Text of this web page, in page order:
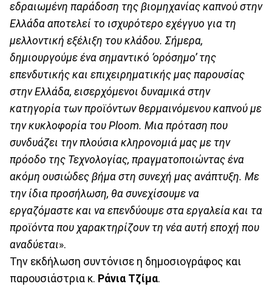
εδραιωμένη παράδοση της βιομηχανίας καπνού στην
Ελλάδα αποτελεί το ισχυρότερο εχέγγυο για τη
μελλοντική εξέλιξη του κλάδου. Σήμερα,
δημιουργούμε ένα σημαντικό ‘ορόσημο’ της
επενδυτικής και επιχειρηματικής μας παρουσίας
στην Ελλάδα, εισερχόμενοι δυναμικά στην
κατηγορία των προϊόντων θερμαινόμενου καπνού με
την κυκλοφορία του Ploom. Μια πρόταση που
συνδυάζει την πλούσια κληρονομιά μας με την
πρόοδο της Τεχνολογίας, πραγματοποιώντας ένα
ακόμη ουσιώδες βήμα στη συνεχή μας ανάπτυξη. Με
την ίδια προσήλωση, θα συνεχίσουμε να
εργαζόμαστε και να επενδύουμε στα εργαλεία και τα
προϊόντα που χαρακτηρίζουν τη νέα αυτή εποχή που
αναδύεται».
Την εκδήλωση συντόνισε η δημοσιογράφος και
παρουσιάστρια κ. Ράνια Τζίμα.